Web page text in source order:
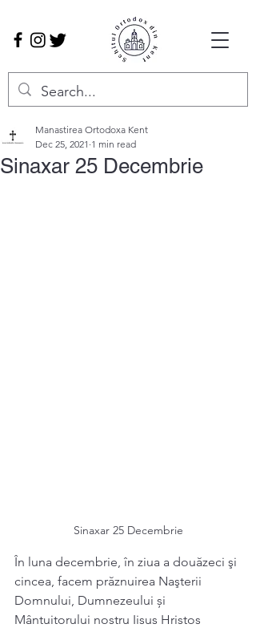
Sinaxar 25 Decembrie
Manastirea Ortodoxa Kent
Dec 25, 2021 1 min read
Sinaxar 25 Decembrie
În luna decembrie, în ziua a douăzeci şi
cincea, facem prăznuirea Naşterii
Domnului, Dumnezeului și
Mântuitorului nostru Iisus Hristos